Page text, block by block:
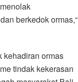
berkedok ormas,“
kehadiran ormas
tindak kekerasan